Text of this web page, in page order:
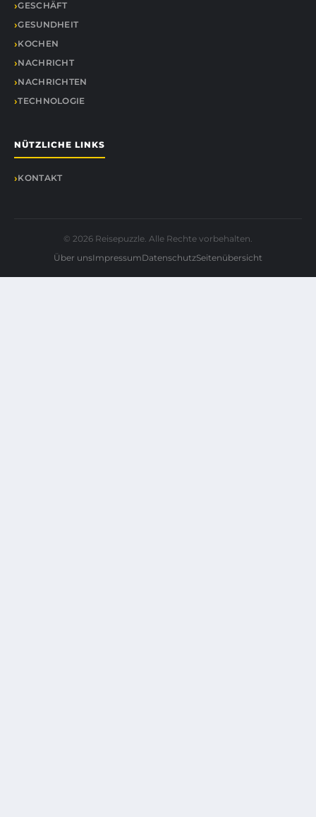
GESCHÄFT
GESUNDHEIT
KOCHEN
NACHRICHT
NACHRICHTEN
TECHNOLOGIE
NÜTZLICHE LINKS
KONTAKT
© 2026 Reisepuzzle. Alle Rechte vorbehalten.
Über unsImpressumDatenschutzSeitenübersicht